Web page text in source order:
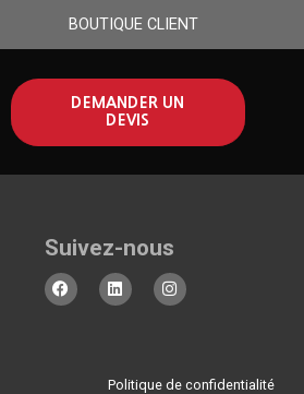
BOUTIQUE CLIENT
DEMANDER UN
DEVIS
Suivez-nous
Politique de confidentialité